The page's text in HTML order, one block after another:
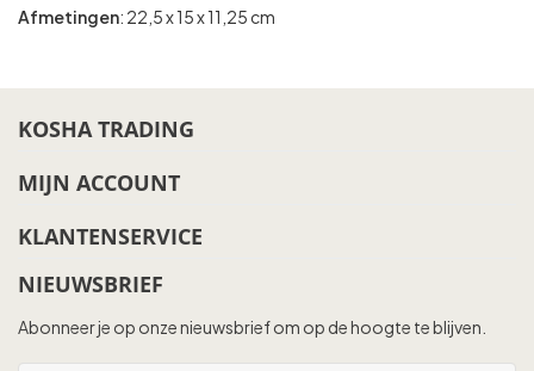
Afmetingen: 22,5 x 15 x 11,25 cm
KOSHA TRADING
MIJN ACCOUNT
KLANTENSERVICE
NIEUWSBRIEF
Abonneer je op onze nieuwsbrief om op de hoogte te blijven.